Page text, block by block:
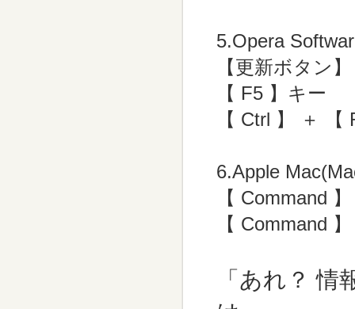
5.Opera
【更新ボタン】
【 F5 】キー
【 Ctrl 】 ＋ 【
6.Apple
【 Command
【 Command
「あれ？